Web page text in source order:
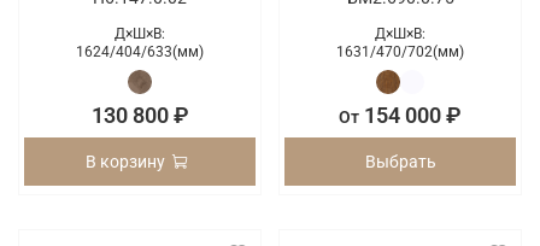
Д×Ш×В:
1624/404/633(мм)
130 800 ₽
В корзину
Д×Ш×В:
1631/470/702(мм)
От 154 000 ₽
Выбрать